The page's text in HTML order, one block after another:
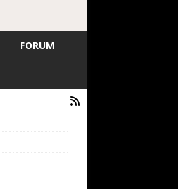
FORUM